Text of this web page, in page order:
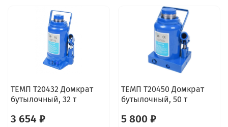
ТЕМП T20432 Домкрат
бутылочный, 32 т
3 654 ₽
ТЕМП T20450 Домкрат
бутылочный, 50 т
5 800 ₽